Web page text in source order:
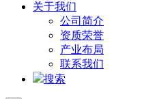
关于我们
公司简介
资质荣誉
产业布局
联系我们
搜索